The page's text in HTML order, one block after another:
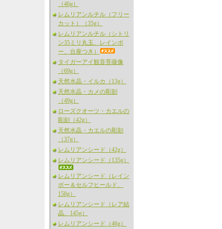
（46g）
レムリアンルチル（フリー
カット）（35g）
レムリアンルチル（シトリ
ン35ミリ丸玉、レインボ
ー、台座つき）
タイガーアイ観音菩薩像
（69g）
天然水晶・イルカ（13g）
天然水晶・カメの彫刻
（49g）
ローズクオーツ・カエルの
彫刻（42g）
天然水晶・カエルの彫刻
（37g）
レムリアンシード（42g）
レムリアンシード（135g）
レムリアンシード（レイン
ボー＆セルフヒールド、
158g）
レムリアンシード（レア結
晶、145g）
レムリアンシード（46g）